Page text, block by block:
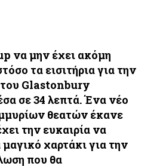
να μην έχει ακόμη
τα εισιτήρια για την
Glastonbury
σε 34 λεπτά. Ένα νέο
θεατών έκανε
την ευκαιρία να
χαρτάκι για την
που θα